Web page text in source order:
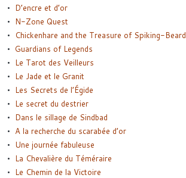
D’encre et d’or
N-Zone Quest
Chickenhare and the Treasure of Spiking-Beard
Guardians of Legends
Le Tarot des Veilleurs
Le Jade et le Granit
Les Secrets de l’Égide
Le secret du destrier
Dans le sillage de Sindbad
A la recherche du scarabée d’or
Une journée fabuleuse
La Chevalière du Téméraire
Le Chemin de la Victoire